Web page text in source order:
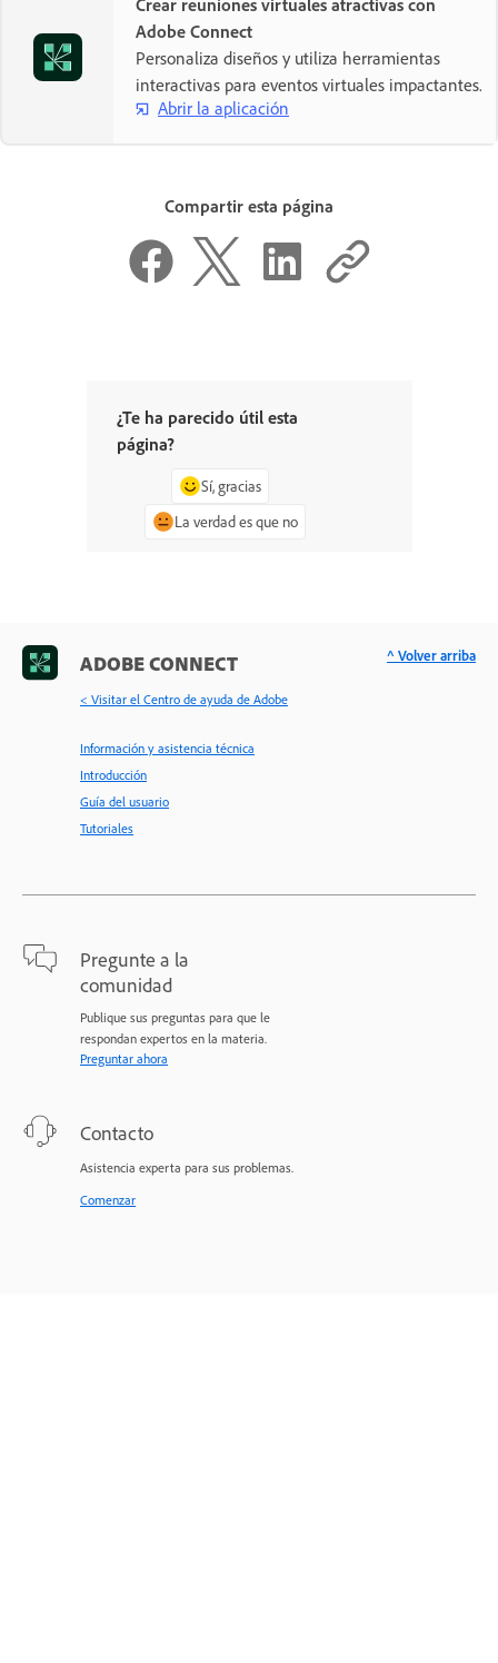
Adobe Connect
Personaliza diseños y utiliza herramientas
interactivas para eventos virtuales impactantes.
Abrir la aplicación
Compartir esta página
¿Te ha parecido útil esta
página?
Sí, gracias
La verdad es que no
ADOBE CONNECT
< Visitar el Centro de ayuda de Adobe
Información y asistencia técnica
Introducción
Guía del usuario
Tutoriales
Pregunte a la
comunidad
Publique sus preguntas para que le
respondan expertos en la materia.
Preguntar ahora
Contacto
Asistencia experta para sus problemas.
Comenzar
^ Volver arriba